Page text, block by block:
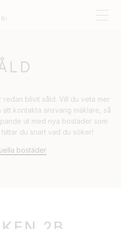
blivit såld. Vill du veta mer
kontakta ansvarig mäklare, så
ut med nya bostäder som
hittar du snart vad du söker!
bostäder